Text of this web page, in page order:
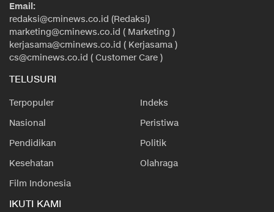
Email:
redaksi@cminews.co.id (Redaksi)
marketing@cminews.co.id ( Marketing )
kerjasama@cminews.co.id ( Kerjasama )
cs@cminews.co.id ( Customer Care )
TELUSURI
Terpopuler
Indeks
Nasional
Peristiwa
Pendidikan
Politik
Kesehatan
Olahraga
Film Indonesia
IKUTI KAMI